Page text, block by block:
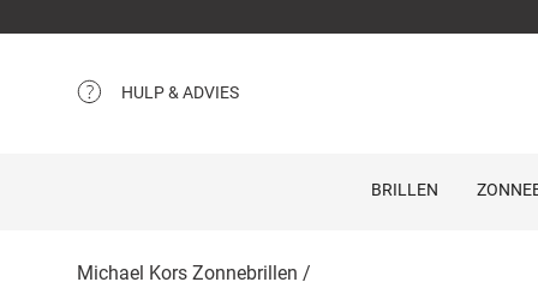
HULP & ADVIES
BRILLEN
Michael Kors Zonnebrillen